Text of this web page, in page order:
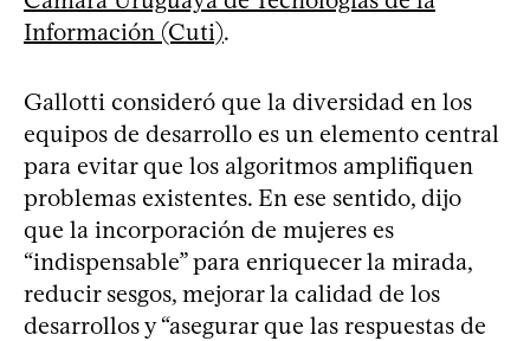
Información (Cuti).
Gallotti consideró que la diversidad en los
equipos de desarrollo es un elemento central
para evitar que los algoritmos amplifiquen
problemas existentes. En ese sentido, dijo
que la incorporación de mujeres es
“indispensable” para enriquecer la mirada,
reducir sesgos, mejorar la calidad de los
desarrollos y “asegurar que las respuestas de